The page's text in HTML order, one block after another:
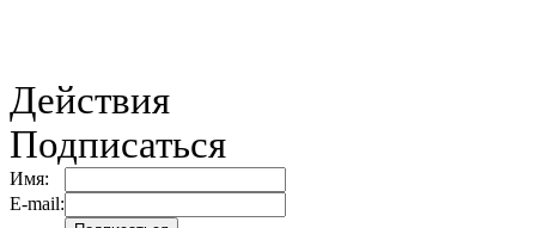
Действия
Подписаться
Имя:
E-mail: